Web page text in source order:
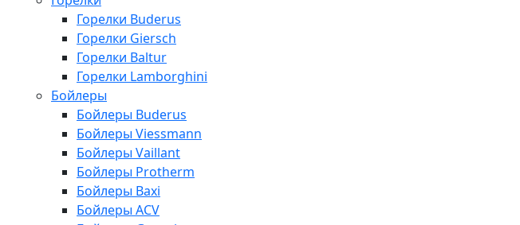
Горелки Buderus
Горелки Giersch
Горелки Baltur
Горелки Lamborghini
Бойлеры
Бойлеры Buderus
Бойлеры Viessmann
Бойлеры Vaillant
Бойлеры Protherm
Бойлеры Baxi
Бойлеры ACV